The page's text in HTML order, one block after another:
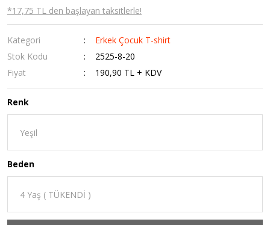
*17,75 TL den başlayan taksitlerle!
Kategori
Erkek Çocuk T-shirt
Stok Kodu
2525-8-20
Fiyat
190,90 TL + KDV
Renk
Beden